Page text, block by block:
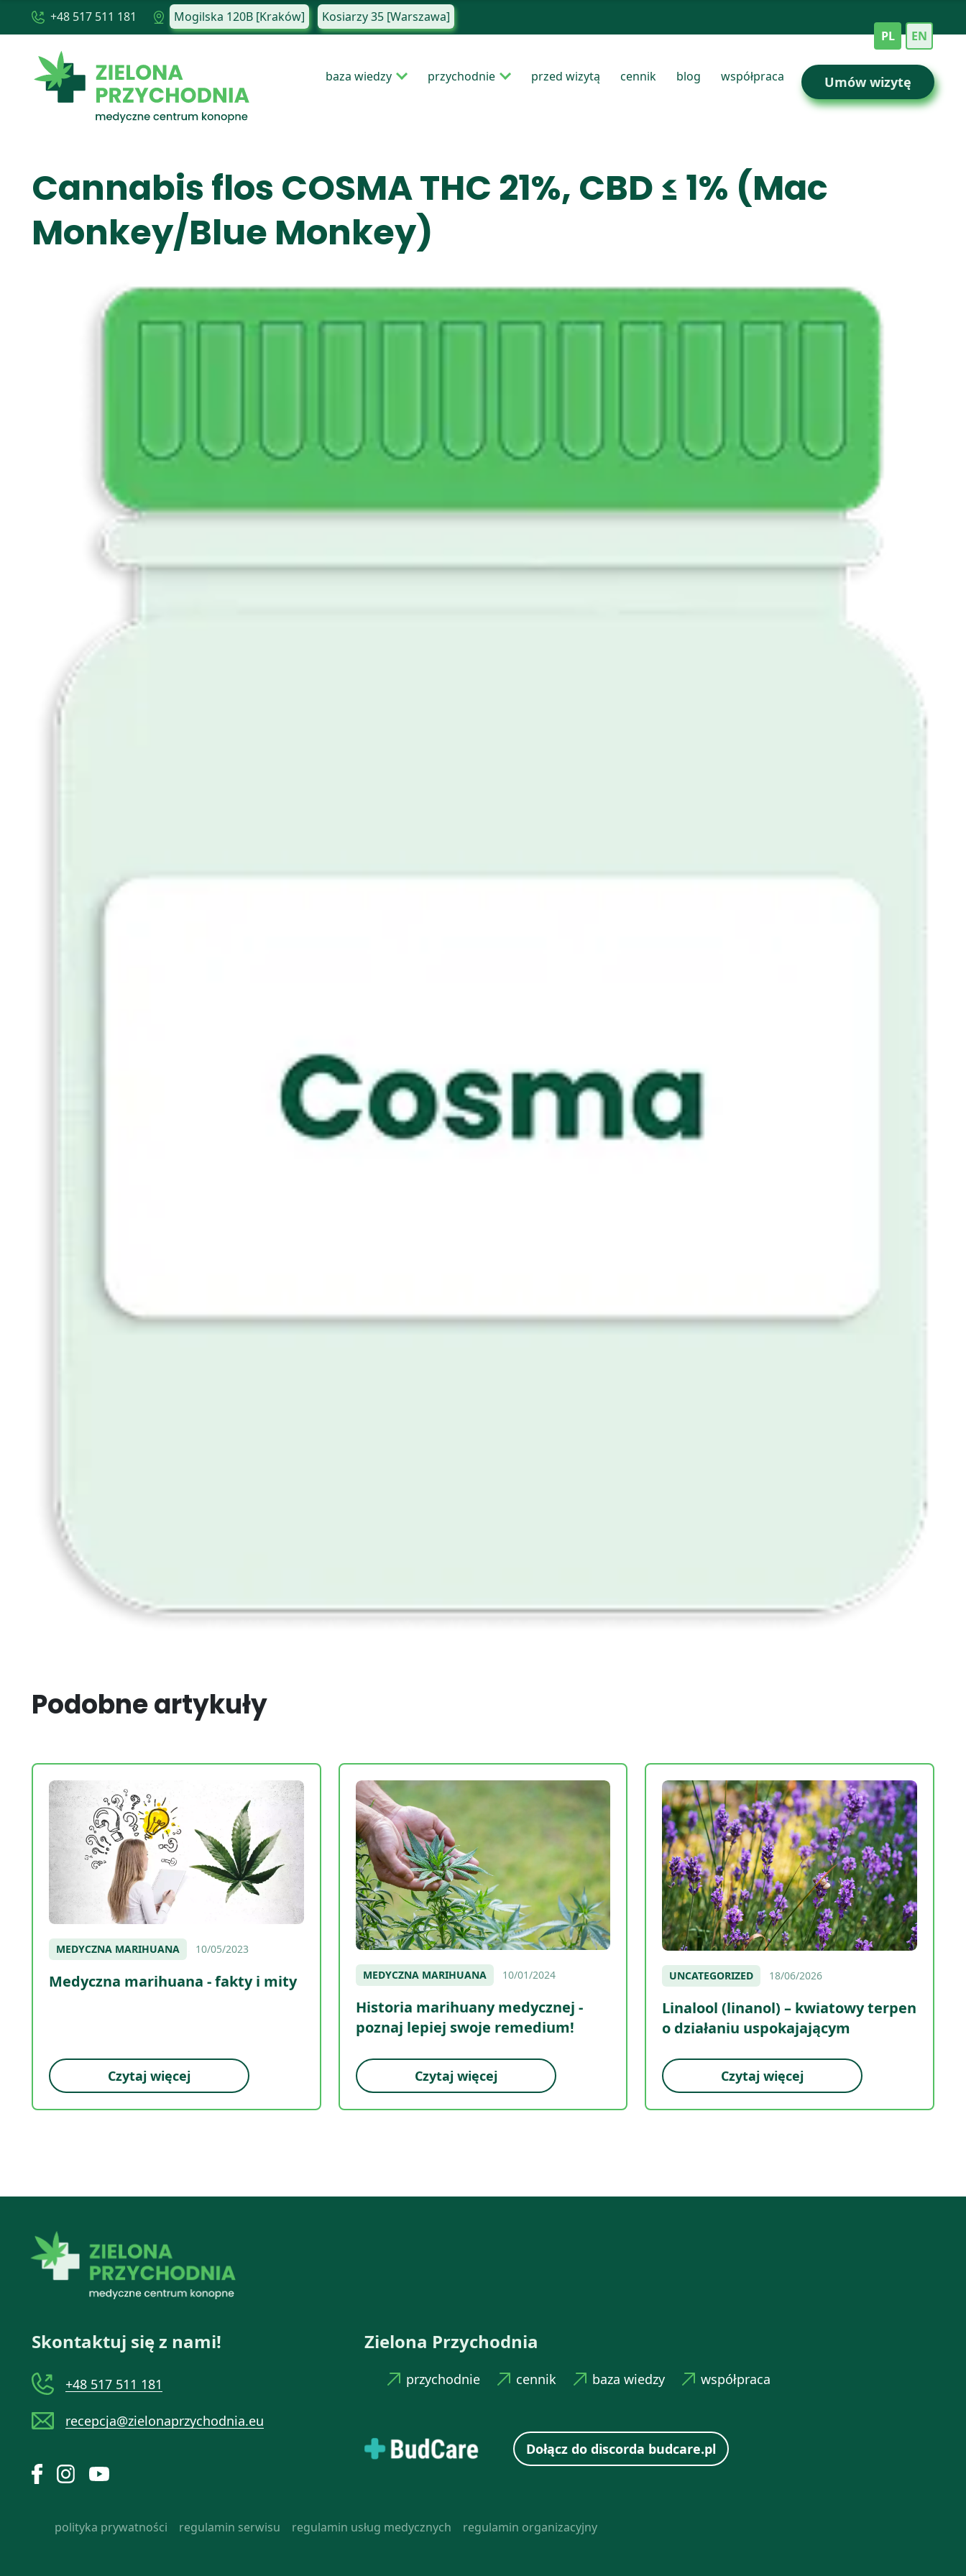
+48 517 511 181 Mogilska 120B [Kraków]
Kosiarzy 35 [Warszawa]
PL
EN
baza wiedzy przychodnie przed wizytą cennik blog współpraca Umów wizytę
Cannabis flos COSMA THC 21%, CBD ≤ 1% (Mac
Monkey/Blue Monkey)
Podobne artykuły
MEDYCZNA MARIHUANA 10/05/2023
Medyczna marihuana - fakty i mity
Czytaj więcej
MEDYCZNA MARIHUANA 10/01/2024
Historia marihuany medycznej -
poznaj lepiej swoje remedium!
Czytaj więcej
UNCATEGORIZED 18/06/2026
Linalool (linanol) – kwiatowy terpen
o działaniu uspokajającym
Czytaj więcej
Skontaktuj się z nami!
+48 517 511 181
recepcja@zielonaprzychodnia.eu
Zielona Przychodnia
przychodnie cennik baza wiedzy współpraca
Dołącz do discorda budcare.pl
polityka prywatności regulamin serwisu regulamin usług medycznych regulamin organizacyjny